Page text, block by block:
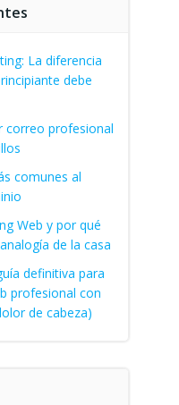
La diferencia
debe
correo profesional
comunes al
Web y por qué
de la casa
definitiva para
profesional con
de cabeza)